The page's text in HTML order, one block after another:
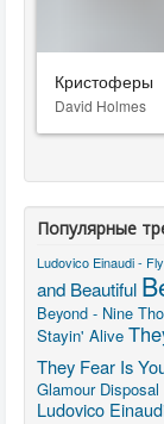
Кристоферы
David Holmes
Популярные
Ludovico Einaudi - Fly
and Beautiful
Beyond - Nine
Stayin' Alive
They Fear Is
Glamour
Ludovico